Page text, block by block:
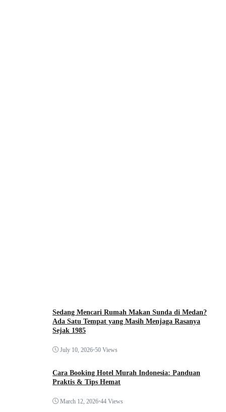
Sedang Mencari Rumah Makan Sunda di Medan?
Ada Satu Tempat yang Masih Menjaga Rasanya
Sejak 1985
July 10, 2026•50 Views
Cara Booking Hotel Murah Indonesia: Panduan
Praktis & Tips Hemat
March 12, 2026•44 Views